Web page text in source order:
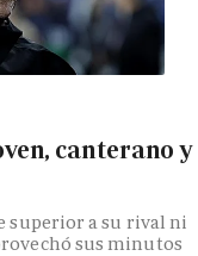
canterano y
superior a su rival ni
sus minutos